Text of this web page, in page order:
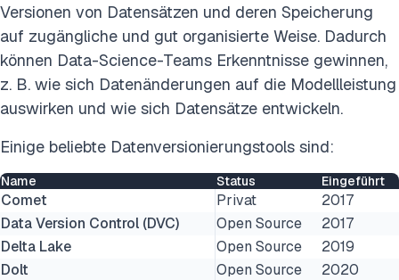
Versionen von Datensätzen und deren Speicherung
auf zugängliche und gut organisierte Weise. Dadurch
können Data-Science-Teams Erkenntnisse gewinnen,
z. B. wie sich Datenänderungen auf die Modellleistung
auswirken und wie sich Datensätze entwickeln.
Einige beliebte Datenversionierungstools sind:
Name Status Eingeführt
Comet Privat
2017
Data Version Control (DVC)
Open Source
2017
Delta Lake
Open Source
2019
Dolt
Open Source
2020